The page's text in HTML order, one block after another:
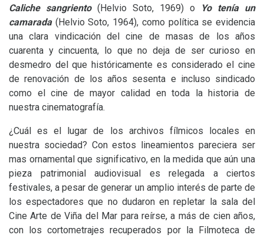
Caliche sangriento(Helvio Soto, 1969) o
Yo tenía un
camarada(Helvio Soto, 1964), como política se evidencia
una clara vindicación del cine de masas de los años
cuarenta y cincuenta, lo que no deja de ser curioso en
desmedro del que históricamente es considerado el cine
de renovación de los años sesenta e incluso sindicado
como el cine de mayor calidad en toda la historia de
nuestra cinematografía.
¿Cuál es el lugar de los archivos fílmicos locales en
nuestra sociedad? Con estos lineamientos pareciera ser
mas ornamental que significativo, en la medida que aún una
pieza patrimonial audiovisual es relegada a ciertos
festivales, a pesar de generar un amplio interés de parte de
los espectadores que no dudaron en repletar la sala del
Cine Arte de Viña del Mar para reírse, a más de cien años,
con los cortometrajes recuperados por la Filmoteca de